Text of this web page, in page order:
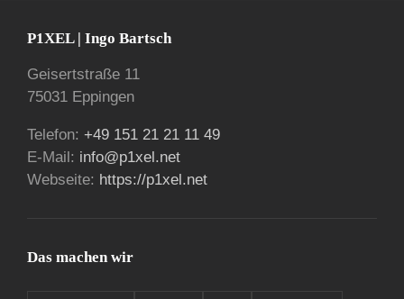
P1XEL | Ingo Bartsch
Geisertstraße 11
75031 Eppingen
Telefon: +49 151 21 21 11 49
E-Mail: info@p1xel.net
Webseite: https://p1xel.net
Das machen wir